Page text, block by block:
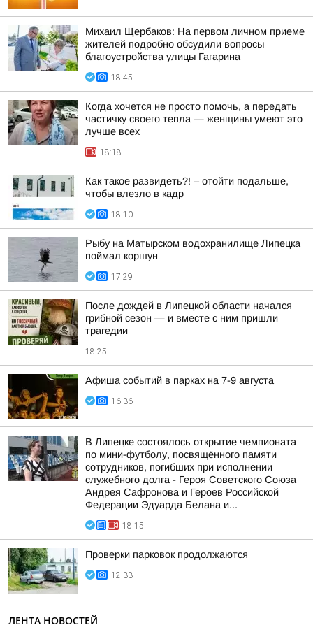
Михаил Щербаков: На первом личном приеме
жителей подробно обсудили вопросы
благоустройства улицы Гагарина
18:45
Когда хочется не просто помочь, а передать
частичку своего тепла — женщины умеют это
лучше всех
18:18
Как такое развидеть?! – отойти подальше,
чтобы влезло в кадр
18:10
Рыбу на Матырском водохранилище Липецка
поймал коршун
17:29
После дождей в Липецкой области начался
грибной сезон — и вместе с ним пришли
трагедии
18:25
Афиша событий в парках на 7-9 августа
16:36
В Липецке состоялось открытие чемпионата
по мини-футболу, посвящённого памяти
сотрудников, погибших при исполнении
служебного долга - Героя Советского Союза
Андрея Сафронова и Героев Российской
Федерации Эдуарда Белана и...
18:15
Проверки парковок продолжаются
12:33
ЛЕНТА НОВОСТЕЙ